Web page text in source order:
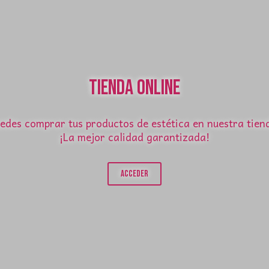
Tienda Online
comprar tus productos de estética en nuestra
¡La mejor calidad garantizada!
Acceder